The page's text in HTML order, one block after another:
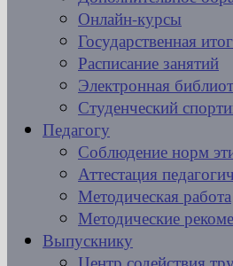
Онлайн-курсы
Государственная
Расписание занятий
Электронная
Студенческий
Педагогу
Соблюдение норм
Аттестация
Методическая работа
Методические
Выпускнику